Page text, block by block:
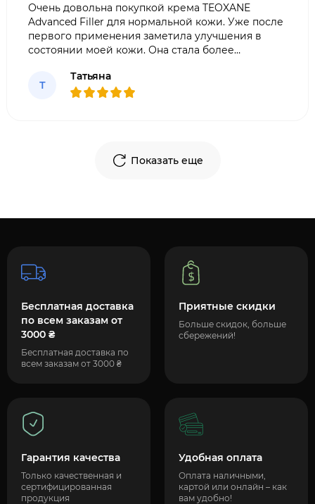
Очень довольна покупкой крема TEOXANE
Advanced Filler для нормальной кожи. Уже после
первого применения заметила улучшения в
состоянии моей кожи. Она стала более
впитывается, не оставляет жирности.
Рекомендую всем, кто хочет сохранить
Т
Татьяна
Показать еще
Бесплатная доставка
по всем заказам от
3000 ₴
Бесплатная доставка по
всем заказам от 3000 ₴
Приятные скидки
Больше скидок, больше
сбережений!
Гарантия качества
Только качественная и
сертифицированная
продукция
Удобная оплата
Оплата наличными,
картой или онлайн – как
вам удобно!